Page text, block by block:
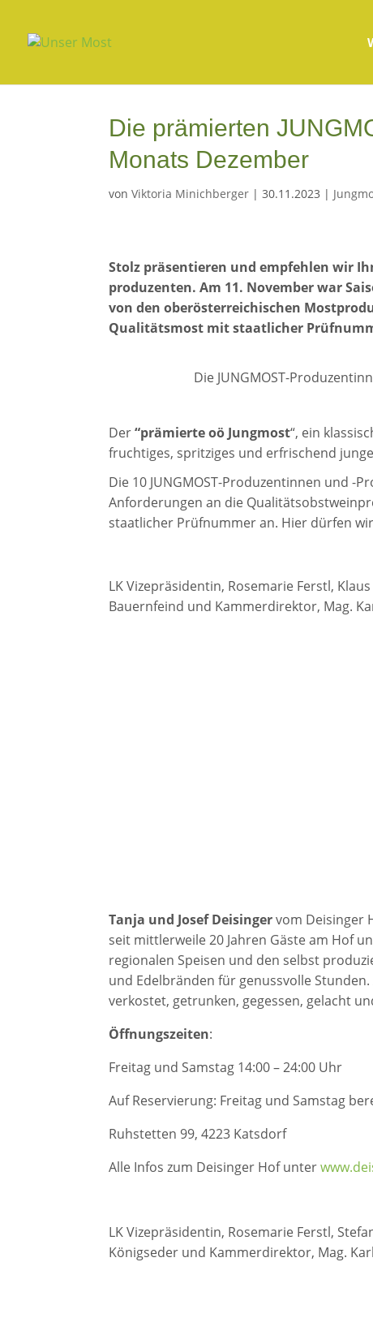
Die prämierten
Monats Dezember
vonViktoria Minichberger |30.11.2023 |
Stolz präsentieren und empfehlen wir
produzenten. Am 11. November war
von den oberösterreichischen
Qualitätsmost mit staatlicher
Die JUNGMOST-
Der “prämierte oö Jungmost“, ein
fruchtiges, spritziges und erfrischend
Die 10 JUNGMOST-Produzentinnen und -
Anforderungen an die
staatlicher Prüfnummer an. Hier dürfen
LK Vizepräsidentin, Rosemarie Ferstl,
Bauernfeind und Kammerdirektor, Mag.
Tanja und Josef Deisingervom Deisinger
seit mittlerweile 20 Jahren Gäste am Hof
regionalen Speisen und den selbst
und Edelbränden für genussvolle
verkostet, getrunken, gegessen, gelacht
Öffnungszeiten:
Freitag und Samstag 14:00 – 24:00 Uhr
Auf Reservierung: Freitag und Samstag
Ruhstetten 99, 4223 Katsdorf
Alle Infos zum Deisinger Hof unter
LK Vizepräsidentin, Rosemarie Ferstl,
Königseder und Kammerdirektor, Mag.